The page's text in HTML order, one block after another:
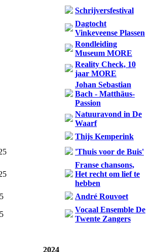
Schrijversfestival
Dagtocht
Vinkeveense Plassen
Rondleiding
Museum MORE
Reality Check, 10
jaar MORE
Johan Sebastian
Bach - Matthäus-
Passion
Natuuravond in De
Waarf
Thijs Kemperink
'Thuis voor de Buis'
Franse chansons,
Het recht om lief te
hebben
André Rouvoet
Vocaal Ensemble De
Twente Zangers
2024